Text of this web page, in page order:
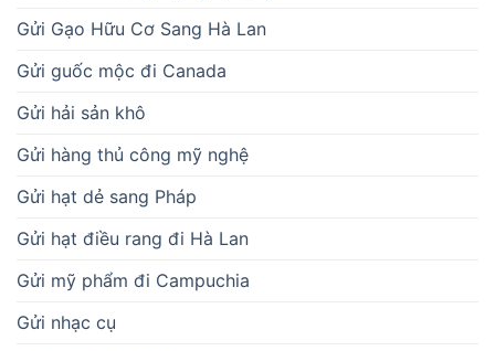
Gửi Gạo Hữu Cơ Sang Hà Lan
Gửi guốc mộc đi Canada
Gửi hải sản khô
Gửi hàng thủ công mỹ nghệ
Gửi hạt dẻ sang Pháp
Gửi hạt điều rang đi Hà Lan
Gửi mỹ phẩm đi Campuchia
Gửi nhạc cụ